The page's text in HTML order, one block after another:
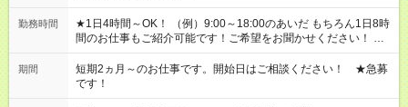
勤務時間
★1日4時間～OK！ （例）9:00～18:00のあいだ もちろん1日8時
間のお仕事もご紹介可能です！ご希望をお聞かせください！ ※
週最低15時間以上の勤務が必要です
期間
短期2ヵ月～のお仕事です。開始日はご相談ください！ ★急募
です！